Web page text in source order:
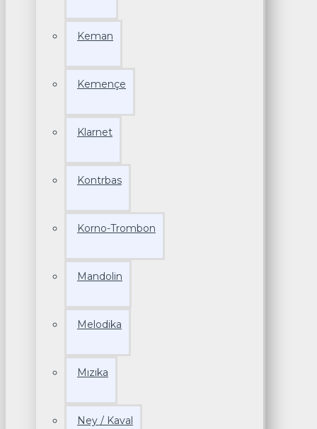
Keman
Kemençe
Klarnet
Kontrbas
Korno-Trombon
Mandolin
Melodika
Mızıka
Ney / Kaval